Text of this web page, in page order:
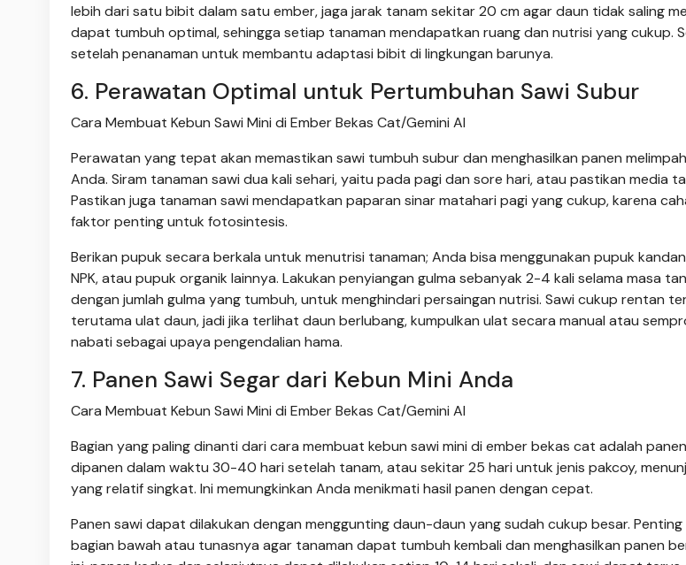
lebih dari satu bibit dalam satu ember, jaga jarak tanam sekitar 20 cm agar daun tidak saling
dapat tumbuh optimal, sehingga setiap tanaman mendapatkan ruang dan nutrisi yang cukup.
setelah penanaman untuk membantu adaptasi bibit di lingkungan barunya.
6. Perawatan Optimal untuk Pertumbuhan Sawi Subur
Cara Membuat Kebun Sawi Mini di Ember Bekas Cat/Gemini AI
Perawatan yang tepat akan memastikan sawi tumbuh subur dan menghasilkan panen
Anda. Siram tanaman sawi dua kali sehari, yaitu pada pagi dan sore hari, atau pastikan media
Pastikan juga tanaman sawi mendapatkan paparan sinar matahari pagi yang cukup, karena
faktor penting untuk fotosintesis.
Berikan pupuk secara berkala untuk menutrisi tanaman; Anda bisa menggunakan pupuk
NPK, atau pupuk organik lainnya. Lakukan penyiangan gulma sebanyak 2-4 kali selama masa
dengan jumlah gulma yang tumbuh, untuk menghindari persaingan nutrisi. Sawi cukup rentan
terutama ulat daun, jadi jika terlihat daun berlubang, kumpulkan ulat secara manual atau
nabati sebagai upaya pengendalian hama.
7. Panen Sawi Segar dari Kebun Mini Anda
Cara Membuat Kebun Sawi Mini di Ember Bekas Cat/Gemini AI
Bagian yang paling dinanti dari cara membuat kebun sawi mini di ember bekas cat adalah
dipanen dalam waktu 30-40 hari setelah tanam, atau sekitar 25 hari untuk jenis pakcoy,
yang relatif singkat. Ini memungkinkan Anda menikmati hasil panen dengan cepat.
Panen sawi dapat dilakukan dengan menggunting daun-daun yang sudah cukup besar.
bagian bawah atau tunasnya agar tanaman dapat tumbuh kembali dan menghasilkan panen